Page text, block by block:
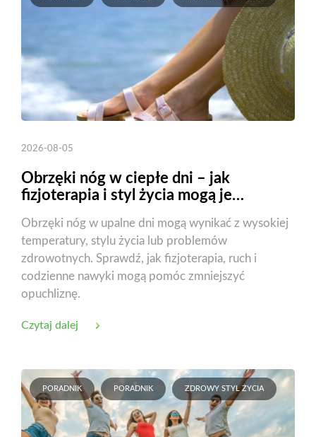
2026-08-05
Obrzęki nóg w ciepłe dni – jak
fizjoterapia i styl życia mogą je
Obrzęki nóg w upalne dni mogą wynikać z wysokiej
temperatury, stylu życia lub problemów
zdrowotnych. Sprawdź, jak fizjoterapia, ruch i
codzienne nawyki mogą pomóc zmniejszyć
opuchliznę.
Czytaj dalej
PORADNIK PORADNIK ZDROWY STYL ŻYCIA